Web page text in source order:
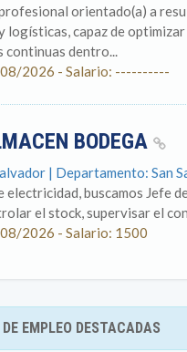
orientado(a) a
logísticas, capaz de
continuas dentro...
2026 - Salario: ----------
BODEGA
| Departamento: San
electricidad, buscamos Jefe
el stock, supervisar el
2026 - Salario: 1500
EMPLEO DESTACADAS